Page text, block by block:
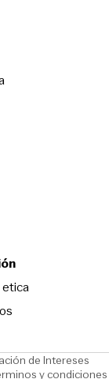
Opens in new
in new window
Opens in new
new window
de Intereses
in new window
y condiciones